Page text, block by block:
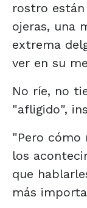
rostro están
ojeras, una
extrema
ver en su
No ríe, no
"afligido",
"Pero cómo
los
que
más